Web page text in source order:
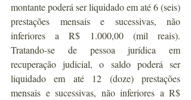
montante poderá ser liquidado em até 6 (seis)
prestações mensais e sucessivas, não
inferiores a R$ 1.000,00 (mil reais).
Tratando-se de pessoa jurídica em
recuperação judicial, o saldo poderá ser
liquidado em até 12 (doze) prestações
mensais e sucessivas, não inferiores a R$